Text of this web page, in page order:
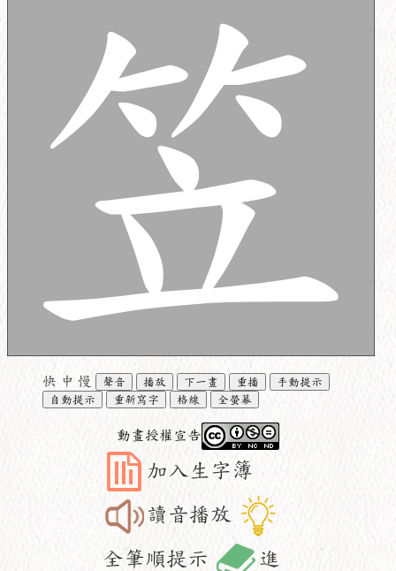
快 中 慢 聲音 播放 下一畫 重播
手動提示
自動提示
重新寫字 格線 全螢幕
動畫授權宣告
加入生字簿
讀音播放
全筆順提示
進